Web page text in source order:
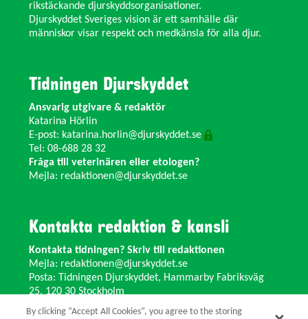
rikstäckande djurskyddsorganisationer.
Djurskyddet Sveriges vision är ett samhälle där
människor visar respekt och medkänsla för alla djur.
Tidningen Djurskyddet
Ansvarig utgivare & redaktör
Katarina Hörlin
E-post: katarina.horlin@djurskyddet.se
Tel: 08-688 28 32
Fråga till veterinären eller etologen?
Mejla: redaktionen@djurskyddet.se
Kontakta redaktion & kansli
Kontakta tidningen? Skriv till redaktionen
Mejla: redaktionen@djurskyddet.se
Posta: Tidningen Djurskyddet, Hammarby Fabriksväg
25, 120 30 Stockholm
Ändra adress? Kontakta kansliet
By clicking “Accept All Cookies”, you agree to the storing